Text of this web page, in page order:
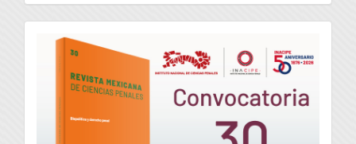
convocatoria